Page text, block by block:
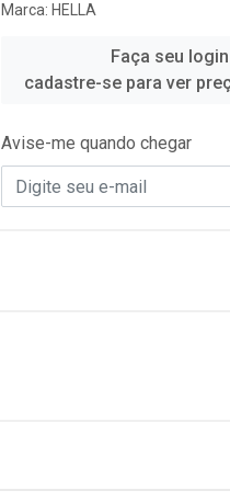
Marca: HELLA
Faça seu
cadastre-se para ver
Avise-me quando chegar